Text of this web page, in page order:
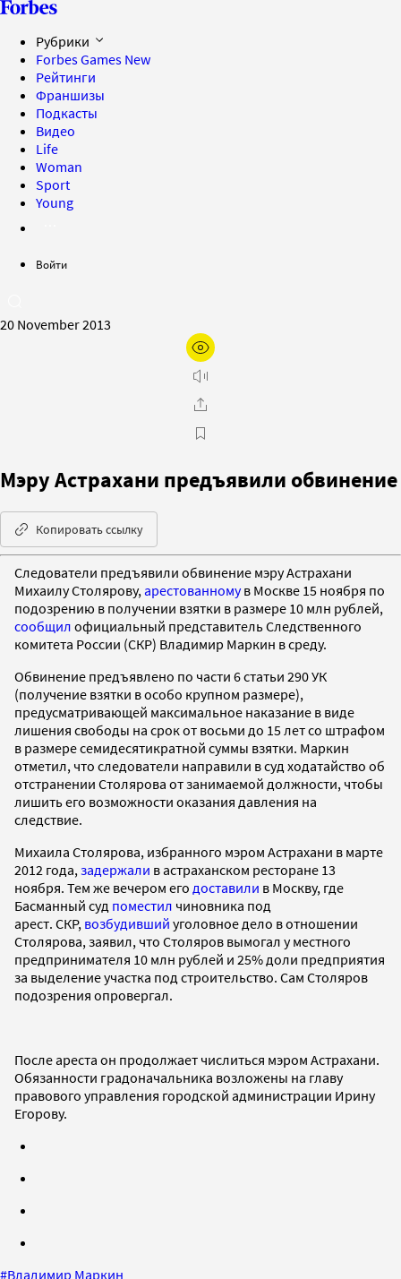
Рубрики
Forbes Games New
Рейтинги
Франшизы
Подкасты
Видео
Life
Woman
Sport
Young
Войти
20 November 2013
Мэру Астрахани предъявили обвинение
Копировать ссылку
Следователи предъявили обвинение мэру Астрахани
Михаилу Столярову, арестованномув Москве 15 ноября по
подозрению в получении взятки в размере 10 млн рублей,
сообщил официальный представитель Следственного
комитета России (СКР) Владимир Маркин в среду.
Обвинение предъявлено по части 6 статьи 290 УК
(получение взятки в особо крупном размере),
предусматривающей максимальное наказание в виде
лишения свободы на срок от восьми до 15 лет со штрафом
в размере семидесятикратной суммы взятки. Маркин
отметил, что следователи направили в суд ходатайство об
отстранении Столярова от занимаемой должности, чтобы
лишить его возможности оказания давления на
следствие.
Михаила Столярова, избранного мэром Астрахани в марте
2012 года, задержали в астраханском ресторане 13
ноября. Тем же вечером его доставили в Москву, где
Басманный суд поместил чиновника под
арест. СКР, возбудивший уголовное дело в отношении
Столярова, заявил, что Столяров вымогал у местного
предпринимателя 10 млн рублей и 25% доли предприятия
за выделение участка под строительство. Сам Столяров
подозрения опровергал.
После ареста он продолжает числиться мэром Астрахани.
Обязанности градоначальника возложены на главу
правового управления городской администрации Ирину
Егорову.
#Владимир Маркин